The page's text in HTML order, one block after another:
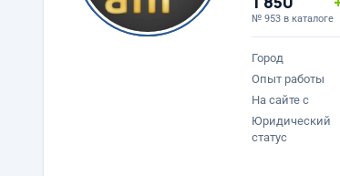
№ 953 в каталоге
Город
Опыт работы
На сайте с
Юридический
статус